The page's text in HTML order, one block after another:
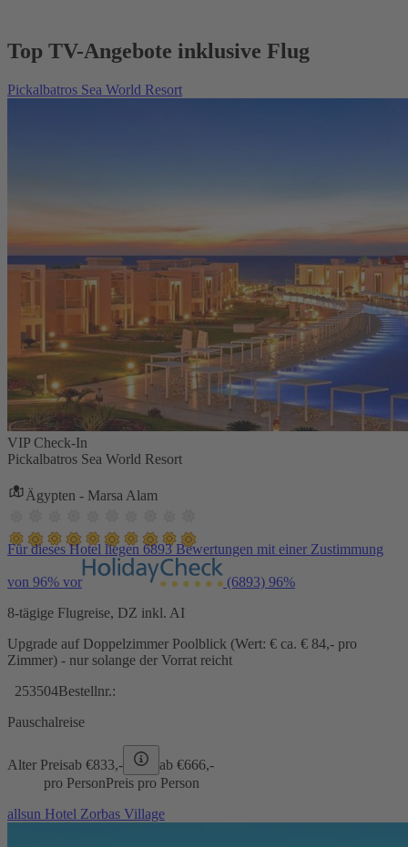
Top TV-Angebote inklusive Flug
Pickalbatros Sea World Resort
VIP Check-In
Pickalbatros Sea World Resort
Ägypten - Marsa Alam
Für dieses Hotel liegen 6893 Bewertungen mit einer Zustimmung
von 96% vor (6893) 96%
8-tägige Flugreise, DZ inkl. AI
Upgrade auf Doppelzimmer Poolblick (Wert: € ca. € 84,- pro
Zimmer) - nur solange der Vorrat reicht
253504Bestellnr.:
Pauschalreise
Alter Preisab €833,- ab €666,-
pro PersonPreis pro Person
allsun Hotel Zorbas Village